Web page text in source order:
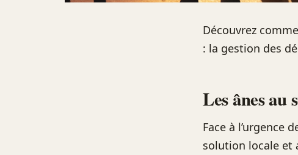
Découvrez
: la gestion des
Les ânes au
Face à l’urgence
solution locale et